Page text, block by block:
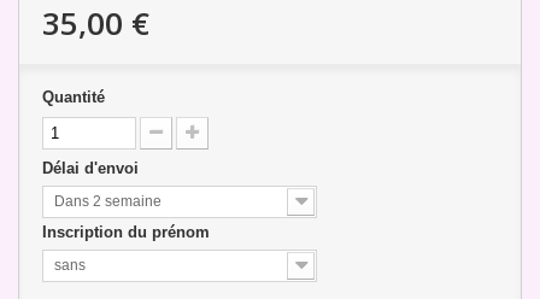
35,00 €
Quantité
Délai d'envoi
Dans 2 semaine
Inscription du prénom
sans